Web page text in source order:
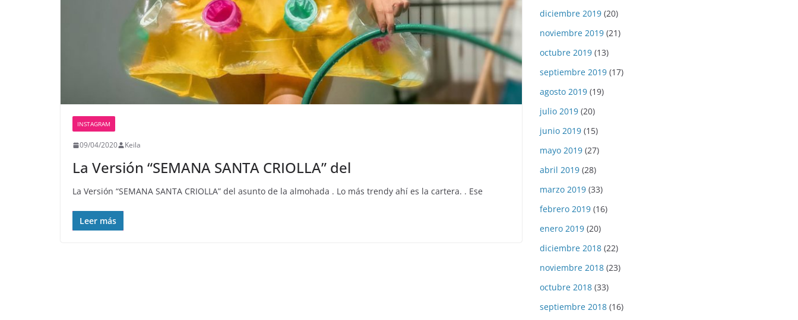
INSTAGRAM
09/04/2020 Keila
La Versión “SEMANA SANTA CRIOLLA” del
La Versión “SEMANA SANTA CRIOLLA” del asunto de la almohada . Lo más trendy ahí es la cartera. . Ese
Leer más
diciembre 2019 (20)
noviembre 2019 (21)
octubre 2019 (13)
septiembre 2019 (17)
agosto 2019 (19)
julio 2019 (20)
junio 2019 (15)
mayo 2019 (27)
abril 2019 (28)
marzo 2019 (33)
febrero 2019 (16)
enero 2019 (20)
diciembre 2018 (22)
noviembre 2018 (23)
octubre 2018 (33)
septiembre 2018 (16)